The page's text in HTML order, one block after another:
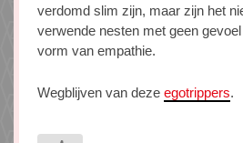
verdomd slim zijn, maar zijn het
verwende nesten met geen
vorm van empathie.
Wegblijven van deze egotrippers.